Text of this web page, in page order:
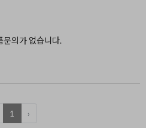
문의가 없습니다.
1 ›